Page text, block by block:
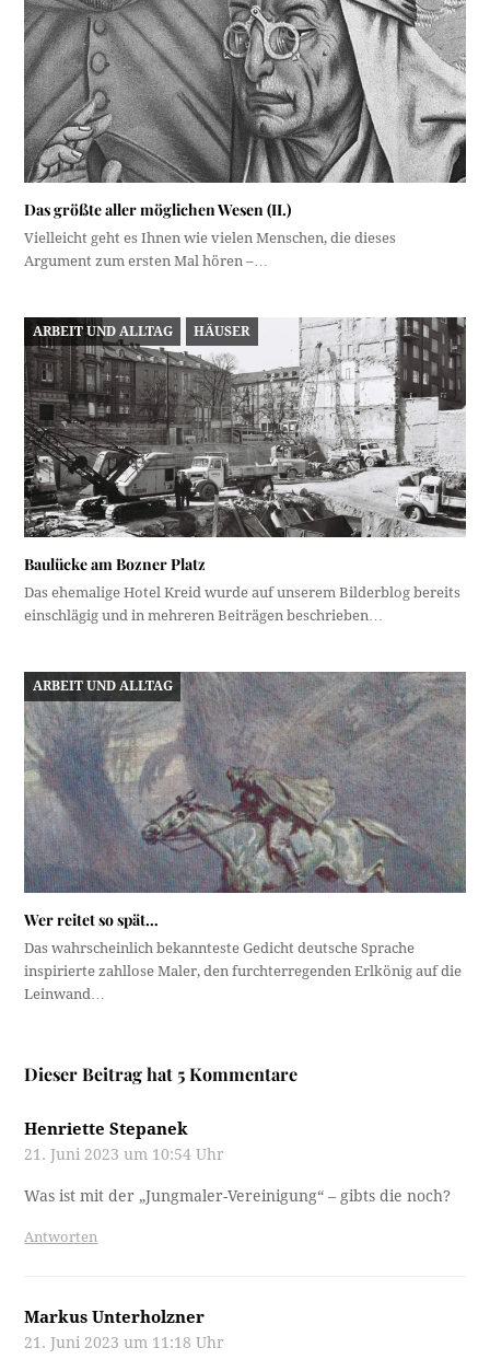
Das größte aller möglichen Wesen (II.)
Vielleicht geht es Ihnen wie vielen Menschen, die dieses
Argument zum ersten Mal hören –…
ARBEIT UND ALLTAG HÄUSER
Baulücke am Bozner Platz
Das ehemalige Hotel Kreid wurde auf unserem Bilderblog bereits
einschlägig und in mehreren Beiträgen beschrieben…
ARBEIT UND ALLTAG
Wer reitet so spät…
Das wahrscheinlich bekannteste Gedicht deutsche Sprache
inspirierte zahllose Maler, den furchterregenden Erlkönig auf die
Leinwand…
Dieser Beitrag hat 5 Kommentare
Henriette Stepanek
21. Juni 2023 um 10:54 Uhr
Was ist mit der „Jungmaler-Vereinigung“ – gibts die noch?
Antworten
Markus Unterholzner
21. Juni 2023 um 11:18 Uhr